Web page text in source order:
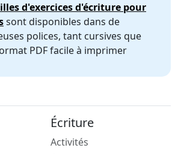
d'exercices d'écriture pour
sont disponibles dans de
polices, tant cursives que
PDF facile à imprimer
Écriture
Activités